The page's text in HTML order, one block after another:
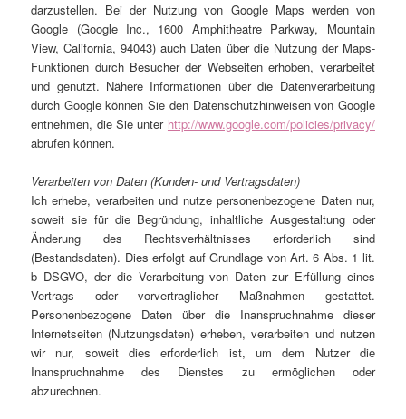
darzustellen. Bei der Nutzung von Google Maps werden von
Google (Google Inc., 1600 Amphitheatre Parkway, Mountain
View, California, 94043) auch Daten über die Nutzung der Maps-
Funktionen durch Besucher der Webseiten erhoben, verarbeitet
und genutzt. Nähere Informationen über die Datenverarbeitung
durch Google können Sie den Datenschutzhinweisen von Google
entnehmen, die Sie unter http://www.google.com/policies/privacy/
abrufen können.
Verarbeiten von Daten (Kunden- und Vertragsdaten)
Ich erhebe, verarbeiten und nutze personenbezogene Daten nur,
soweit sie für die Begründung, inhaltliche Ausgestaltung oder
Änderung des Rechtsverhältnisses erforderlich sind
(Bestandsdaten). Dies erfolgt auf Grundlage von Art. 6 Abs. 1 lit.
b DSGVO, der die Verarbeitung von Daten zur Erfüllung eines
Vertrags oder vorvertraglicher Maßnahmen gestattet.
Personenbezogene Daten über die Inanspruchnahme dieser
Internetseiten (Nutzungsdaten) erheben, verarbeiten und nutzen
wir nur, soweit dies erforderlich ist, um dem Nutzer die
Inanspruchnahme des Dienstes zu ermöglichen oder
abzurechnen.